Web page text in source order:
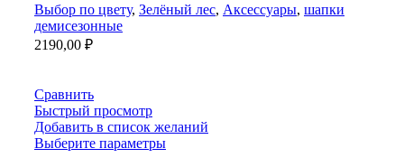
Выбор по цвету, Зелёный лес, Аксессуары, шапки
демисезонные
2190,00 ₽
Сравнить
Быстрый просмотр
Добавить в список желаний
Выберите параметры